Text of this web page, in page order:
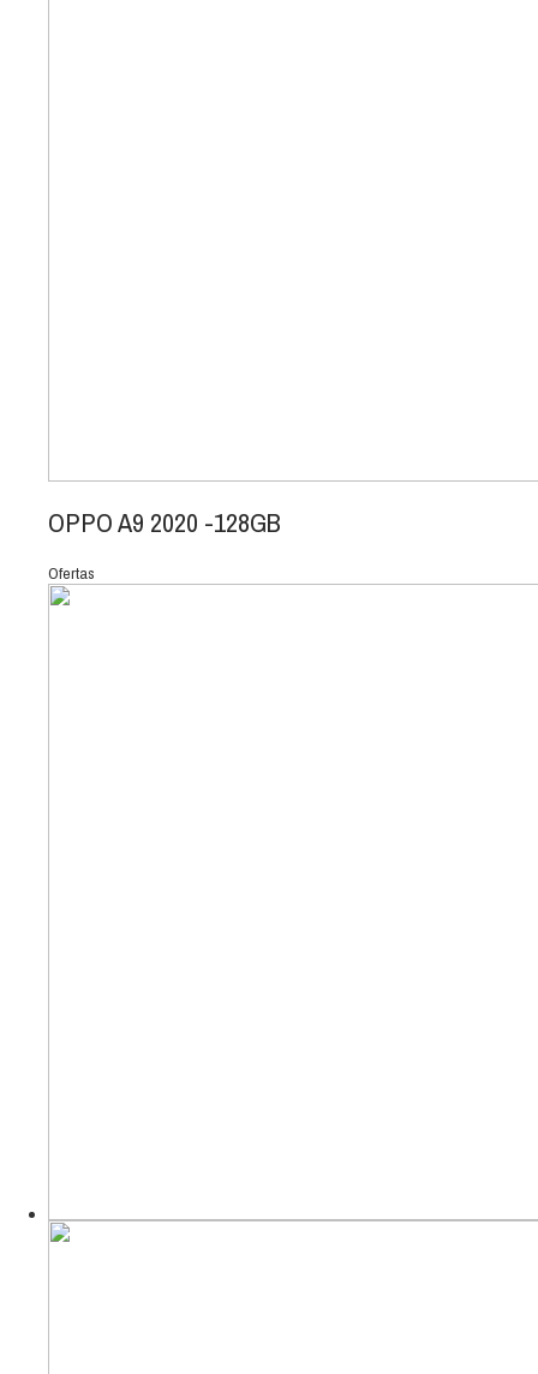
OPPO A9 2020 -128GB
Ofertas